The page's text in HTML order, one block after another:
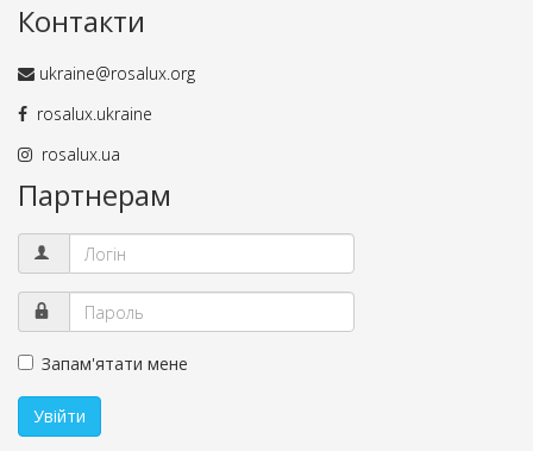
Контакти
ukraine@rosalux.org
rosalux.ukraine
rosalux.ua
Партнерам
Запам'ятати мене
Увійти